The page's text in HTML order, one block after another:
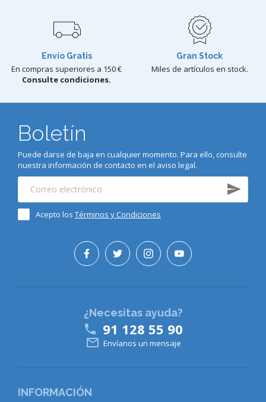
Envío Gratis
En compras superiores a 150 €
Consulte condiciones.
Gran Stock
Miles de artículos en stock.
Boletín
Puede darse de baja en cualquier momento. Para ello, consulte
nuestra información de contacto en el aviso legal.
Acepto los Términos y Condiciones
INFORMACIÓN
¿Necesitas ayuda?
 91 128 55 90
 Envíanos un mensaje